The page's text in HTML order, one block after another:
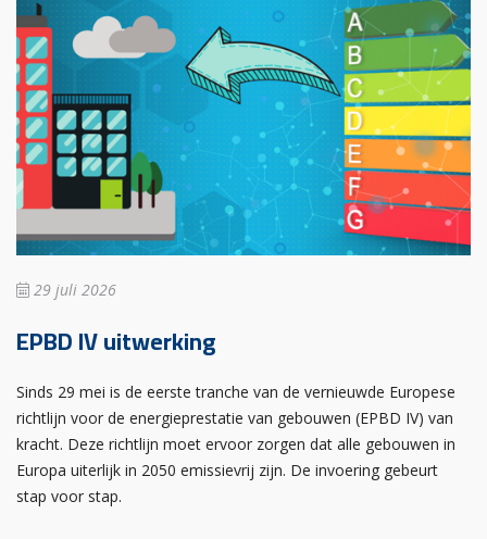
29 juli 2026
EPBD IV uitwerking
Sinds 29 mei is de eerste tranche van de vernieuwde Europese
richtlijn voor de energieprestatie van gebouwen (EPBD IV) van
kracht. Deze richtlijn moet ervoor zorgen dat alle gebouwen in
Europa uiterlijk in 2050 emissievrij zijn. De invoering gebeurt
stap voor stap.